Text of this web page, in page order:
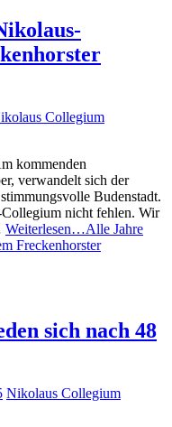
Collegium
kommenden
verwandelt sich der
Budenstadt.
nicht fehlen. Wir
Weiterlesen…Alle Jahre
Freckenhorster
sich nach 48
Nikolaus Collegium